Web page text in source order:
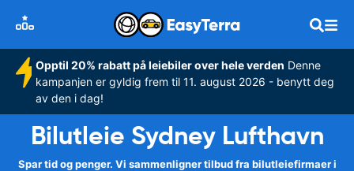
Opptil 20% rabatt på leiebiler over hele verden Denne
kampanjen er gyldig frem til 11. august 2026 - benytt deg
av den i dag!
Bilutleie Sydney Lufthavn
Spar tid og penger. Vi sammenligner tilbud fra bilutleiefirmaer i